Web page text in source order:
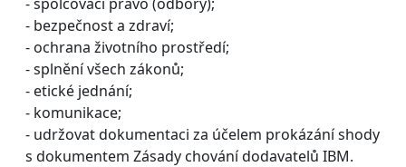
- bezpečnost a zdraví;
- ochrana životního prostředí;
- splnění všech zákonů;
- etické jednání;
- komunikace;
- udržovat dokumentaci za účelem prokázání shody
s dokumentem Zásady chování dodavatelů IBM.